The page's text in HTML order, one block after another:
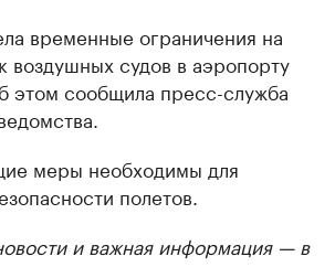
временные ограничения на
воздушных судов в аэропорту
этом сообщила пресс-служба
меры необходимы для
полетов.
и важная информация — в